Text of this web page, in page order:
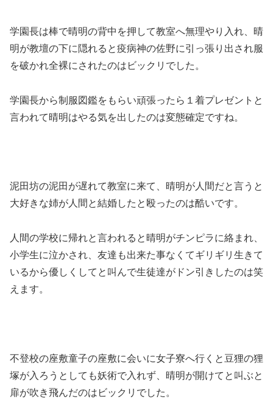
学園長は棒で晴明の背中を押して教室へ無理やり入れ、晴
明が教壇の下に隠れると疫病神の佐野に引っ張り出され服
を破かれ全裸にされたのはビックリでした。
学園長から制服図鑑をもらい頑張ったら１着プレゼントと
言われて晴明はやる気を出したのは変態確定ですね。
泥田坊の泥田が遅れて教室に来て、晴明が人間だと言うと
大好きな姉が人間と結婚したと殴ったのは酷いです。
人間の学校に帰れと言われると晴明がチンピラに絡まれ、
小学生に泣かされ、友達も出来た事なくてギリギリ生きて
いるから優しくしてと叫んで生徒達がドン引きしたのは笑
えます。
不登校の座敷童子の座敷に会いに女子寮へ行くと豆狸の狸
塚が入ろうとしても妖術で入れず、晴明が開けてと叫ぶと
扉が吹き飛んだのはビックリでした。